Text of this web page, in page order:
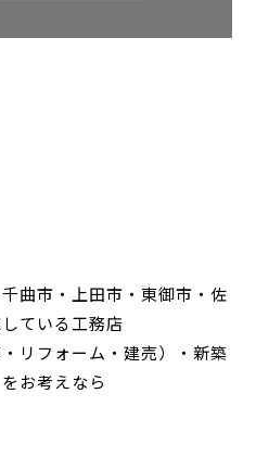
曲市・上田市・東御市・佐
ている工務店
リフォーム・建売）・新築
お考えなら